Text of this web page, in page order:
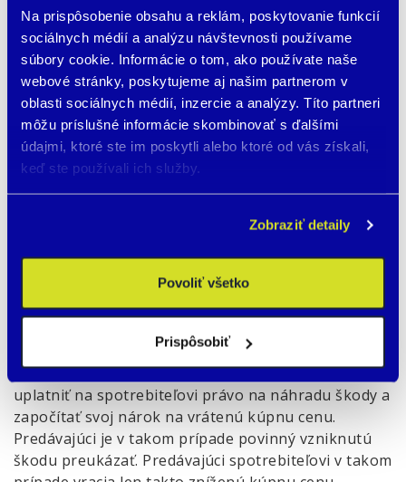
Na prispôsobenie obsahu a reklám, poskytovanie funkcií
sociálnych médií a analýzu návštevnosti používame
súbory cookie. Informácie o tom, ako používate naše
webové stránky, poskytujeme aj našim partnerom v
oblasti sociálnych médií, inzercie a analýzy. Títo partneri
môžu príslušné informácie skombinovať s ďalšími
údajmi, ktoré ste im poskytli alebo ktoré od vás získali,
keď ste používali ich služby.
Zobraziť detaily
Povoliť všetko
Prispôsobiť
uvedením čísla objednávky, dátumu nákupu a čísla
účtu pre vrátenie peňazí. Odstúpenie od zmluvy
musí byť doručené najneskôr posledný deň 14
dennej lehoty. V osobitných prípadoch môže byť s
prihliadnutím na okolnosti predĺžená lehota
vrátenia, nie však dlhšie ako 30 dní od doručenia.
Toto ustanovenie zákona však nemožno chápať ako
možnosť bezplatného zapožičania tovaru.
Spotrebiteľ v prípade využitia práva na odstúpenie
od zmluvy do 14 dní od prevzatia plnenia, musí
zmluvy získal. Pokiaľ to už nie je dobre možné (napr.
v medziobdobí bol tovar zničený alebo
spotrebovaný), musí spotrebiteľ poskytnúť peňažnú
vydané. Pokiaľ je vrátený tovar poškodený alebo
opotrebovaný len čiastočne, môže predávajúci
uplatniť na spotrebiteľovi právo na náhradu škody a
započítať svoj nárok na vrátenú kúpnu cenu.
Predávajúci je v takom prípade povinný vzniknutú
škodu preukázať. Predávajúci spotrebiteľovi v takom